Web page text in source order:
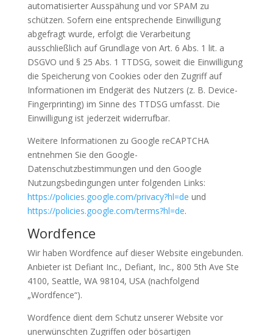
automatisierter Ausspähung und vor SPAM zu
schützen. Sofern eine entsprechende Einwilligung
abgefragt wurde, erfolgt die Verarbeitung
ausschließlich auf Grundlage von Art. 6 Abs. 1 lit. a
DSGVO und § 25 Abs. 1 TTDSG, soweit die Einwilligung
die Speicherung von Cookies oder den Zugriff auf
Informationen im Endgerät des Nutzers (z. B. Device-
Fingerprinting) im Sinne des TTDSG umfasst. Die
Einwilligung ist jederzeit widerrufbar.
Weitere Informationen zu Google reCAPTCHA
entnehmen Sie den Google-
Datenschutzbestimmungen und den Google
Nutzungsbedingungen unter folgenden Links:
https://policies.google.com/privacy?hl=de und
https://policies.google.com/terms?hl=de.
Wordfence
Wir haben Wordfence auf dieser Website eingebunden.
Anbieter ist Defiant Inc., Defiant, Inc., 800 5th Ave Ste
4100, Seattle, WA 98104, USA (nachfolgend
„Wordfence“).
Wordfence dient dem Schutz unserer Website vor
unerwünschten Zugriffen oder bösartigen